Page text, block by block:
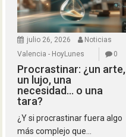
julio 26, 2026
Noticias
Valencia - HoyLunes
0
Procrastinar: ¿un arte,
un lujo, una
necesidad… o una
tara?
¿Y si procrastinar fuera algo
más complejo que...